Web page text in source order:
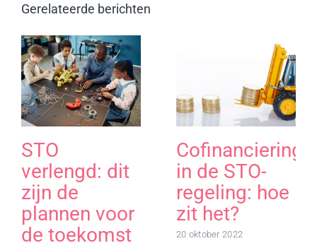
Gerelateerde berichten
STO
verlengd: dit
zijn de
plannen voor
de toekomst
Cofinanciering
in de STO-
regeling: hoe
zit het?
20 oktober 2022